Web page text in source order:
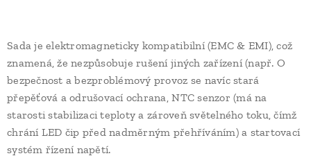
Sada je elektromagneticky kompatibilní (EMC & EMI), což
znamená, že nezpůsobuje rušení jiných zařízení (např. O
bezpečnost a bezproblémový provoz se navíc stará
přepěťová a odrušovací ochrana, NTC senzor (má na
starosti stabilizaci teploty a zároveň světelného toku, čímž
chrání LED čip před nadměrným přehříváním) a startovací
systém řízení napětí.